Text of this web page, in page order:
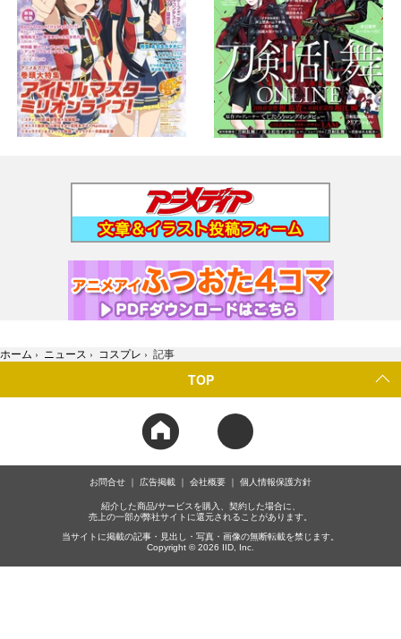
ホーム › ニュース › コスプレ › 記事
TOP
お問合せ 広告掲載 会社概要 個人情報保護方針
紹介した商品/サービスを購入、契約した場合に、
売上の一部が弊社サイトに還元されることがあります。
当サイトに掲載の記事・見出し・写真・画像の無断転載を禁じます。
Copyright © 2026 IID, Inc.